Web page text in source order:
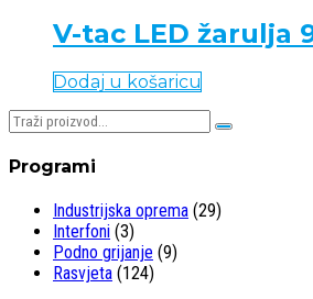
V-tac LED žarulja
Dodaj u košaricu
Pretraživaj:
Programi
Industrijska oprema (29)
Interfoni (3)
Podno grijanje (9)
Rasvjeta (124)